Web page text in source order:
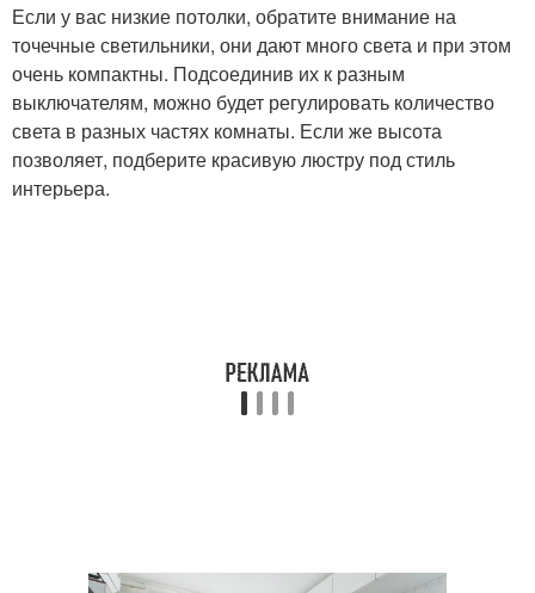
Если у вас низкие потолки, обратите внимание на
точечные светильники, они дают много света и при этом
очень компактны. Подсоединив их к разным
выключателям, можно будет регулировать количество
света в разных частях комнаты. Если же высота
позволяет, подберите красивую люстру под стиль
интерьера.